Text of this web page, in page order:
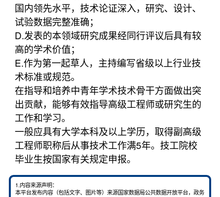
国内领先水平，技术论证深入，研究、设计、
试验数据完整准确；
D.发表的本领域研究成果经同行评议后具有较
高的学术价值；
E.作为第一起草人，主持编写省级以上行业技
术标准或规范。
在指导和培养中青年学术技术骨干方面做出突
出贡献，能够有效指导高级工程师或研究生的
工作和学习。
一般应具有大学本科及以上学历，取得副高级
工程师职称后从事技术工作满5年。技工院校
毕业生按国家有关规定申报。
1.内容来源声明：
本平台发布内容（包括文字、图片等）来源国家数据局公共数据开放平台，政务